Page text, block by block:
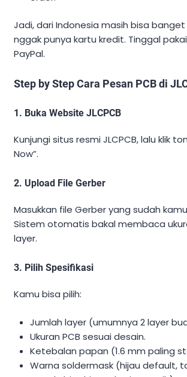
Jadi, dari Indonesia masih bisa
nggak punya kartu kredit. Tinggal
PayPal.
Step by Step Cara Pesan PCB di
1. Buka Website JLCPCB
Kunjungi situs resmi JLCPCB, lalu klik
Now”.
2. Upload File Gerber
Masukkan file Gerber yang sudah
Sistem otomatis bakal membaca
layer.
3. Pilih Spesifikasi
Kamu bisa pilih:
Jumlah layer (umumnya 2 layer
Ukuran PCB sesuai desain.
Ketebalan papan (1.6 mm paling
Warna soldermask (hijau default,